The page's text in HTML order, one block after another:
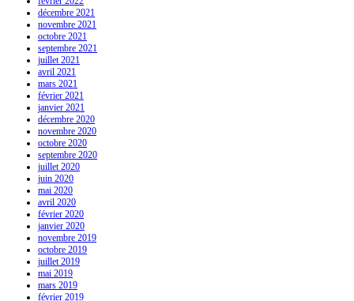
décembre 2021
novembre 2021
octobre 2021
septembre 2021
juillet 2021
avril 2021
mars 2021
février 2021
janvier 2021
décembre 2020
novembre 2020
octobre 2020
septembre 2020
juillet 2020
juin 2020
mai 2020
avril 2020
février 2020
janvier 2020
novembre 2019
octobre 2019
juillet 2019
mai 2019
mars 2019
février 2019